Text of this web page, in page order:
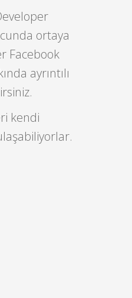
ortaya
Facebook
ayrıntılı
kendi